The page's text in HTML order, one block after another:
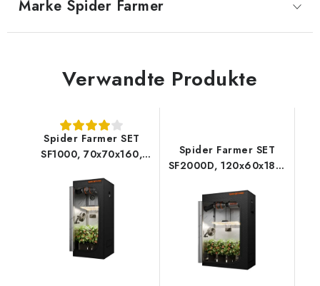
Marke Spider Farmer
Verwandte Produkte
Spider Farmer SET
SF1000, 70x70x160,
Filter
Spider Farmer SET
SF2000D, 120x60x180,
Filter